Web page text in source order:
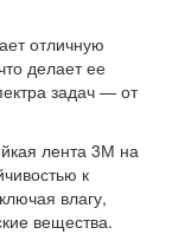
отличную
делает ее
задач — от
лента 3М на
к
влагу,
вещества.